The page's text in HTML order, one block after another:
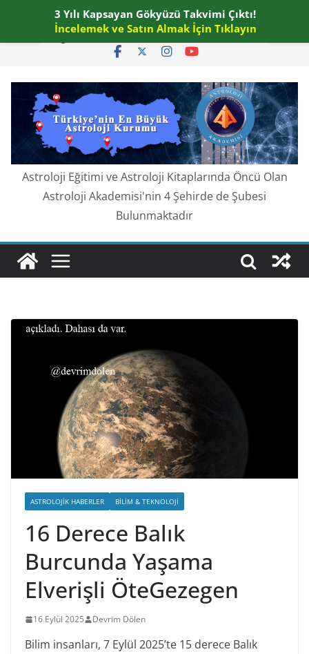
content
Pazar, Ağustos 9, 2026
Astroloji Eğitimi ve Astroloji Kitaplarında Öncü Olan
Astroloji Akademisi'nin 4 Şehirde de Şubesi
Bulunmaktadır
ASTROLOJIK HABERLER BILIM & TEKNOLOJI
16 Derece Balık
Burcunda Yaşama
Elverişli ÖteGezegen
16 Eylül 2025 Devrim Dölen
Bilim insanları, 7 Eylül 2025’te 15 derece Balık
3 Yılı Kapsayan Gökyüzü Takvimi Çıktı!
İncelemek ve Satın Almak İçin Tıklayın